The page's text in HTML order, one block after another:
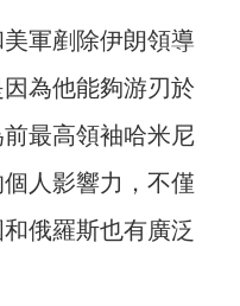
軍剷除伊朗領導
為他能夠游刃於
最高領袖哈米尼
人影響力，不僅
俄羅斯也有廣泛